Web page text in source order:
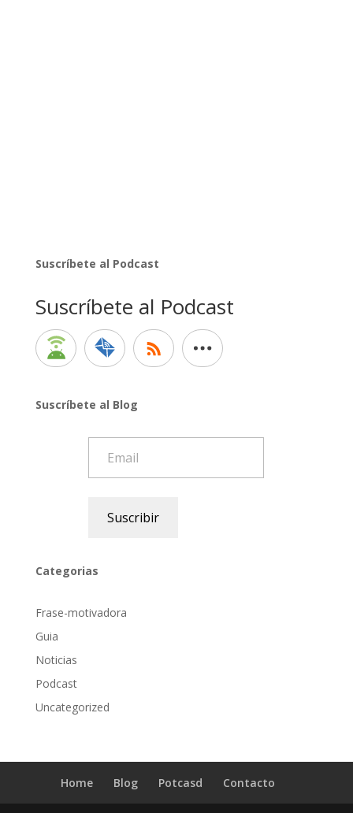
Suscríbete al Podcast
Suscríbete al Podcast
Suscríbete al Blog
Suscribir
Categorias
Frase-motivadora
Guia
Noticias
Podcast
Uncategorized
Home Blog Potcasd Contacto